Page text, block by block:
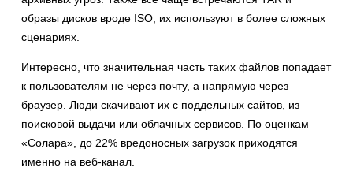
образы дисков вроде ISO, их используют в более сложных
сценариях.
Интересно, что значительная часть таких файлов попадает
к пользователям не через почту, а напрямую через
браузер. Люди скачивают их с поддельных сайтов, из
поисковой выдачи или облачных сервисов. По оценкам
«Солара», до 22% вредоносных загрузок приходятся
именно на веб-канал.